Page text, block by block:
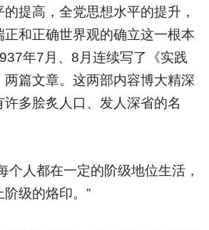
提高，全党思想水平的提升，
正和正确世界观的确立这一根本
年7月、8月连续写了《实践
篇文章。这两部内容博大精深
多脍炙人口、发人深省的名
个人都在一定的阶级地位生活，
级的烙印。”